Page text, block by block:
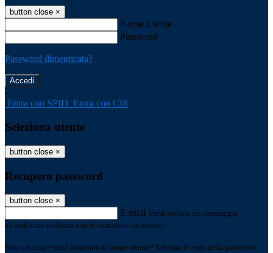
button close ×
Nome Utente
Password
Password dimenticata?
-
Entra con SPID Entra con CIE
Seleziona utente
button close ×
Recupero password
button close ×
E-mail Verrà inviato un messaggio
all'indirizzo indicato con le istruzioni necessarie.
Non hai una e-mail associata al nome utente? Effettua il reset della password